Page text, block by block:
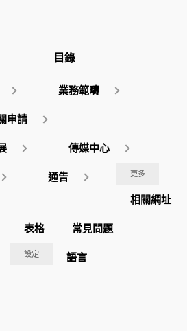
年榮獲申訴專員嘉許獎
別來自物業管理部和物業發展及市場
專員公署主辦的「2022申訴專員嘉
」，表揚她們處理投訴時的專業態
。
「房協同事連續第三年獲公署嘉
目錄
業務範疇
申請
傳媒中心
通告 更多
相關網址
表格 常見問題
設定 語言